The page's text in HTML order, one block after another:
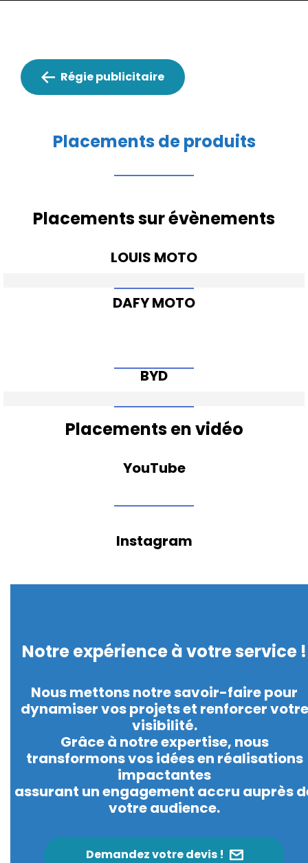
Régie publicitaire
Placements de produits
Placements sur évènements
LOUIS MOTO
DAFY MOTO
BYD
Placements en vidéo
YouTube
Instagram
Notre expérience à votre service !
Nous mettons notre savoir-faire pour
dynamiser vos projets et renforcer votre
visibilité.
Grâce à notre expertise, nous
transformons vos idées en réalisations
impactantes
assurant un engagement accru auprès
votre audience.
Demandez votre devis !